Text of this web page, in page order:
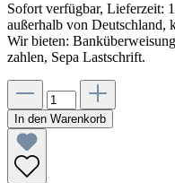
Sofort verfügbar, Lieferzeit:
außerhalb von Deutschland,
Wir bieten:
zahlen, Sepa Lastschrift.
In den Warenkorb